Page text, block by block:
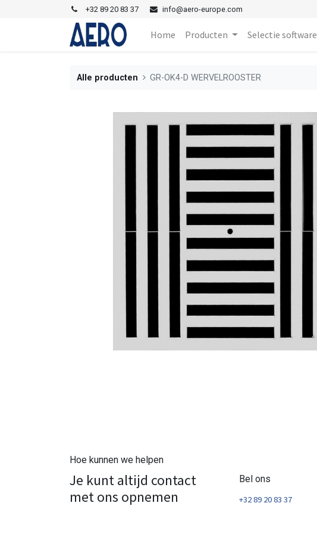
+32 89 20 83 37 info@aero-europe.com
Home Producten Selectie software
Alle producten GR-OK4-D WERVELROOSTER
Hoe kunnen we helpen
Je kunt altijd contact
met ons opnemen
Bel ons
+32 89 20 83 37